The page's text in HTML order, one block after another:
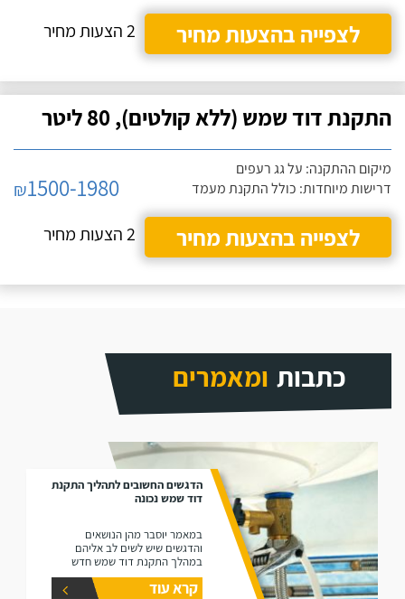
לצפייה בהצעות מחיר
2 הצעות מחיר
התקנת דוד שמש (ללא קולטים), 80 ליטר
מיקום ההתקנה: על גג רעפים
דרישות מיוחדות: כולל התקנת מעמד
₪1500-1980
לצפייה בהצעות מחיר
2 הצעות מחיר
כתבות ומאמרים
הדגשים החשובים לתהליך התקנת
דוד שמש נכונה
במאמר יוסבר מהן הנושאים
והדגשים שיש לשים לב אליהם
במהלך התקנת דוד שמש חדש
קרא עוד